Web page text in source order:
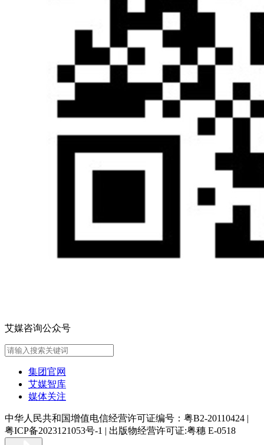
艾媒咨询公众号
集团官网
艾媒智库
媒体关注
中华人民共和国增值电信经营许可证编号：粤B2-20110424 |
粤ICP备2023121053号-1 | 出版物经营许可证:粤穗 E-0518